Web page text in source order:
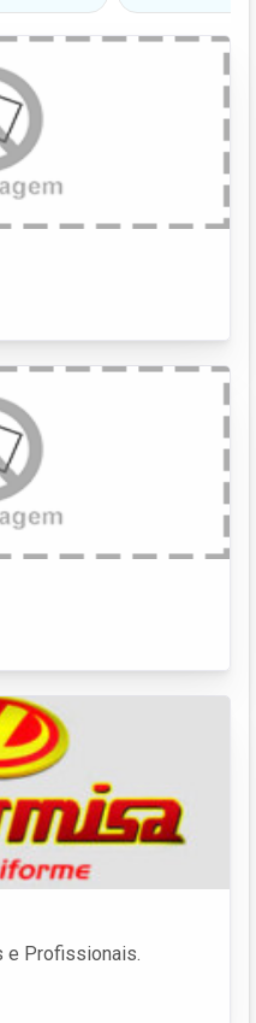
e Profissionais.